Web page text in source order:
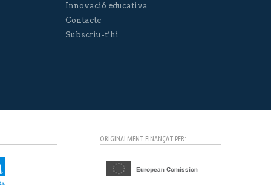
Innovació educativa
Contacte
Subscriu-t’hi
ORIGINALMENT FINANÇAT PER: